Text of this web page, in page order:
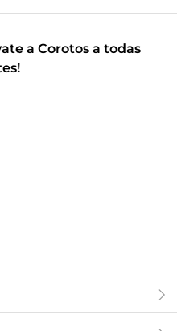
a Corotos a todas